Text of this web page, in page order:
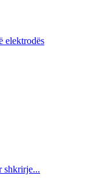
elektrodës